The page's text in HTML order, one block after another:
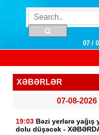
07 /
XƏBƏRLƏR
07-08-2026
19:03 Bəzi yerlərə yağış
dolu düşəcək -